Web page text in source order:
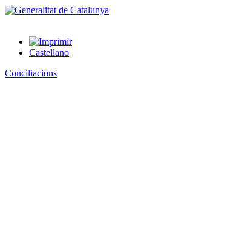
Castellano
Conciliacions